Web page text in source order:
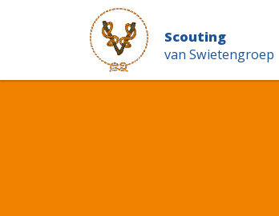
Scouting
van Swietengroep